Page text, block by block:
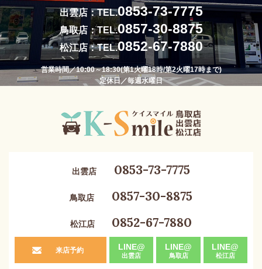
出雲店：TEL.0853-73-7775
鳥取店：TEL.0857-30-8875
松江店：TEL.0852-67-7880
営業時間／10:00～18:30(第1火曜18時/第2火曜17時まで)
定休日／毎週水曜日
出雲店 0853-73-7775
鳥取店 0857-30-8875
松江店 0852-67-7880
来店予約 LINE@
出雲店
LINE@
鳥取店
LINE@
松江店